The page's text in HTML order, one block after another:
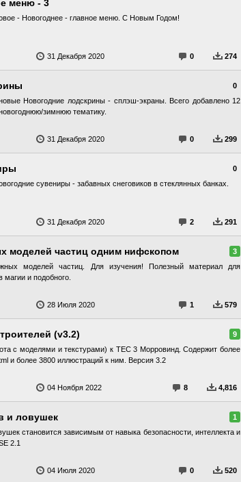
меню - 3
- Новогоднее - главное меню. С Новым Годом!
274
0
31 Декабря 2020
0
Новогодние лодскрины - сплэш-экраны. Всего добавлено 12
зимнюю тематику.
299
0
31 Декабря 2020
0
сувениры - забавных снеговиков в стеклянных банках.
291
2
31 Декабря 2020
3
моделей частиц одним нифскопом
моделей частиц. Для изучения! Полезный материал для
и подобного.
579
1
28 Июля 2020
9
(v3.2)
с моделями и текстурами) к ТЕС 3 Морровинд. Содержит более
и более 3800 иллюстраций к ним. Версия 3.2
4,816
8
04 Ноября 2022
1
и ловушек
становится зависимым от навыка безопасности, интеллекта и
2.1
520
0
04 Июля 2020